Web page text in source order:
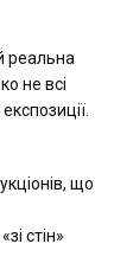
реальна
не всі
що
стін»